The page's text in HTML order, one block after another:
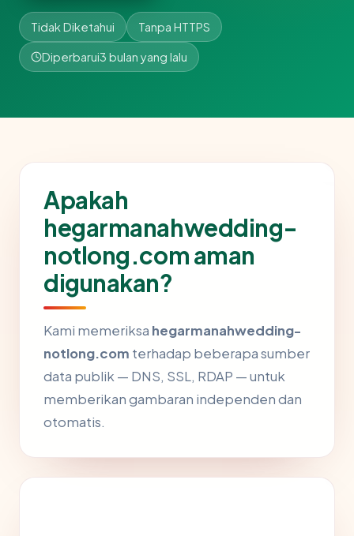
Tidak Diketahui Tanpa HTTPS
Diperbarui3 bulan yang lalu
Apakah
hegarmanahwedding-
notlong.com aman
digunakan?
Kami memeriksa hegarmanahwedding-
notlong.com terhadap beberapa sumber
data publik — DNS, SSL, RDAP — untuk
memberikan gambaran independen dan
otomatis.